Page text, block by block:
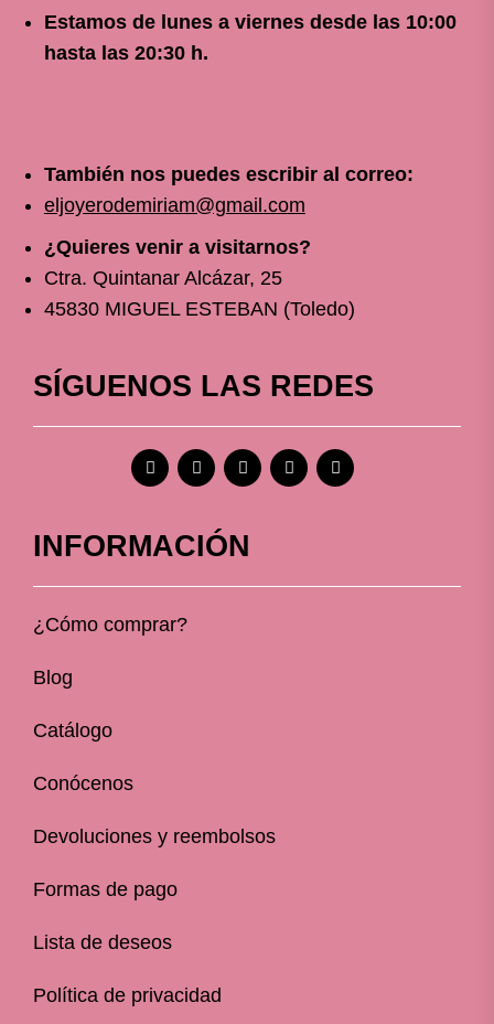
Estamos de lunes a viernes desde las 10:00
hasta las 20:30 h.
También nos puedes escribir al correo:
eljoyerodemiriam@gmail.com
¿Quieres venir a visitarnos?
Ctra. Quintanar Alcázar, 25
45830 MIGUEL ESTEBAN (Toledo)
SÍGUENOS LAS REDES
INFORMACIÓN
¿Cómo comprar?
Blog
Catálogo
Conócenos
Devoluciones y reembolsos
Formas de pago
Lista de deseos
Política de privacidad